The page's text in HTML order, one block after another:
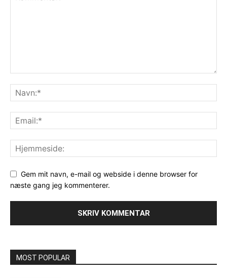
Gem mit navn, e-mail og webside i denne browser for
næste gang jeg kommenterer.
MOST POPULAR